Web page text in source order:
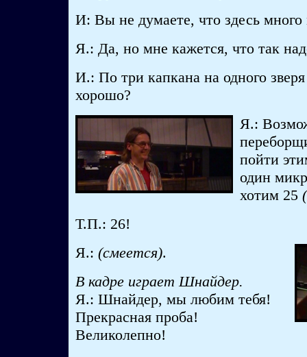
И: Вы не думаете, что здесь
Я.: Да, но мне кажется, что так
И.: По три капкана на одного
хорошо?
Я.:
пойти
один
хотим 25
Т.П.: 26!
Я.: (смеется).
В кадре играет Шнайдер.
Я.: Шнайдер, мы любим тебя!
Прекрасная проба!
Великолепно!